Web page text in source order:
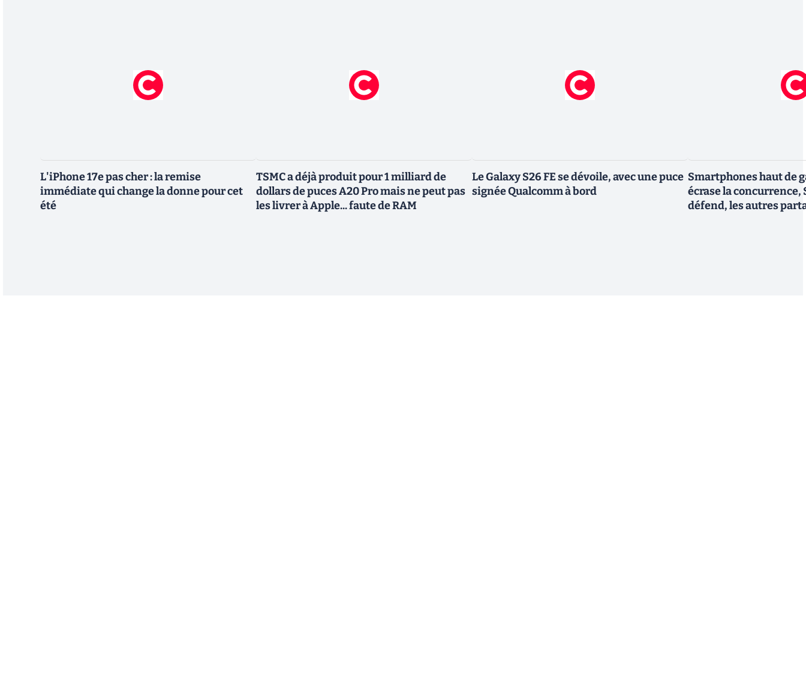
L'iPhone 17e pas cher : la remise
immédiate qui change la donne pour cet
été
TSMC a déjà produit pour 1 milliard de
dollars de puces A20 Pro mais ne peut pas
les livrer à Apple... faute de RAM
Le Galaxy S26 FE se dévoile, avec une puce
signée Qualcomm à bord
Smartphones haut de
écrase la concurrence,
défend, les autres